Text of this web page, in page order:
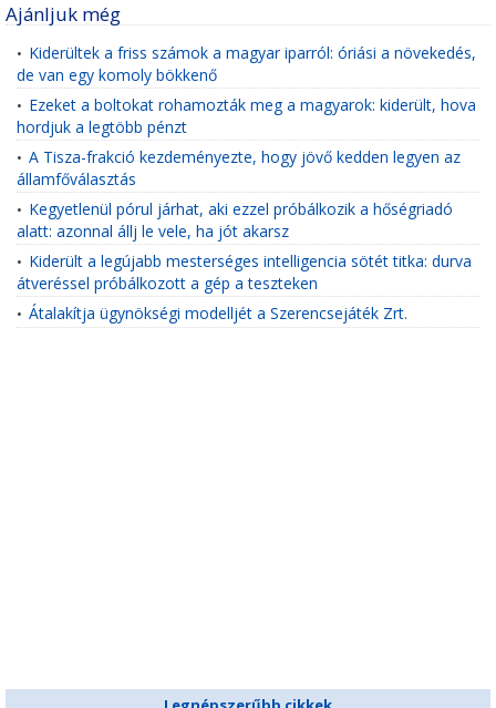
Ajánljuk még
• Kiderültek a friss számok a magyar iparról: óriási a növekedés,
de van egy komoly bökkenő
• Ezeket a boltokat rohamozták meg a magyarok: kiderült, hova
hordjuk a legtöbb pénzt
• A Tisza-frakció kezdeményezte, hogy jövő kedden legyen az
államfőválasztás
• Kegyetlenül pórul járhat, aki ezzel próbálkozik a hőségriadó
alatt: azonnal állj le vele, ha jót akarsz
• Kiderült a legújabb mesterséges intelligencia sötét titka: durva
átveréssel próbálkozott a gép a teszteken
• Átalakítja ügynökségi modelljét a Szerencsejáték Zrt.